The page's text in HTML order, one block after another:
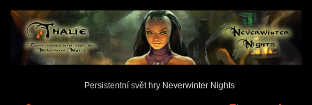
Persistentní svět hry Neverwinter Nights